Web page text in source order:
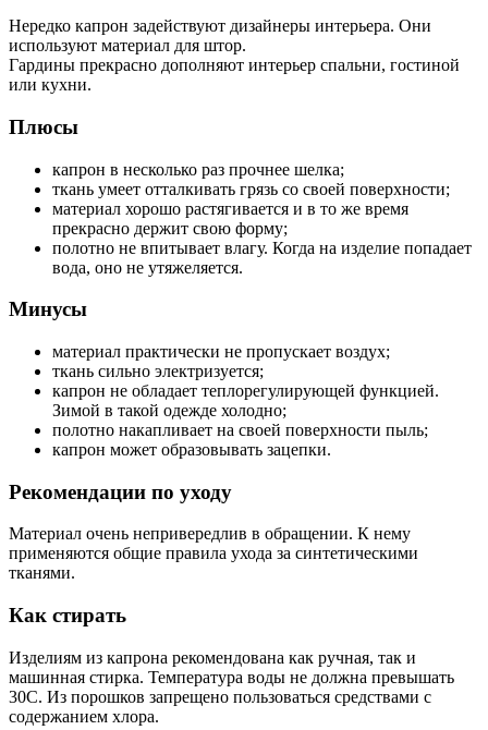
Нередко капрон задействуют дизайнеры интерьера. Они
используют материал для штор.
Гардины прекрасно дополняют интерьер спальни, гостиной
или кухни.
Плюсы
капрон в несколько раз прочнее шелка;
ткань умеет отталкивать грязь со своей поверхности;
материал хорошо растягивается и в то же время
прекрасно держит свою форму;
полотно не впитывает влагу. Когда на изделие попадает
вода, оно не утяжеляется.
Минусы
материал практически не пропускает воздух;
ткань сильно электризуется;
капрон не обладает теплорегулирующей функцией.
Зимой в такой одежде холодно;
полотно накапливает на своей поверхности пыль;
капрон может образовывать зацепки.
Рекомендации по уходу
Материал очень непривередлив в обращении. К нему
применяются общие правила ухода за синтетическими
тканями.
Как стирать
Изделиям из капрона рекомендована как ручная, так и
машинная стирка. Температура воды не должна превышать
30С. Из порошков запрещено пользоваться средствами с
содержанием хлора.